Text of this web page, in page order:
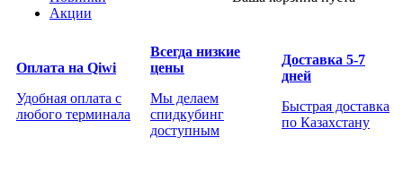
Акции
Оплата на Qiwi
Удобная оплата с
любого терминала
Всегда низкие
цены
Мы делаем
спидкубинг
доступным
Доставка 5-7
дней
Быстрая доставка
по Казахстану